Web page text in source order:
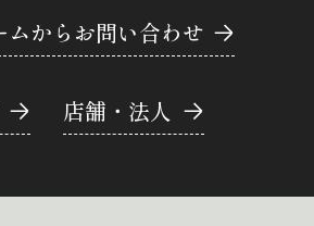
ムからお問い合わせ
店舗・法人